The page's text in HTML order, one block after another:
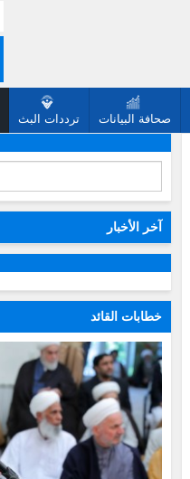
صحافة البيانات ترددات البث
آخر الأخبار
خطابات القائد